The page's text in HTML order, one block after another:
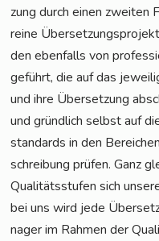
zung durch einen zwei­ten
rei­ne
den eben­falls von
ge­führt, die auf das
und ihre Über­set­zung
und gründ­lich selbst auf
stan­dards in den
schrei­bung prü­fen. Ganz
Qua­li­täts­stu­fen sich
bei uns wird jede
na­ger im Rah­men der